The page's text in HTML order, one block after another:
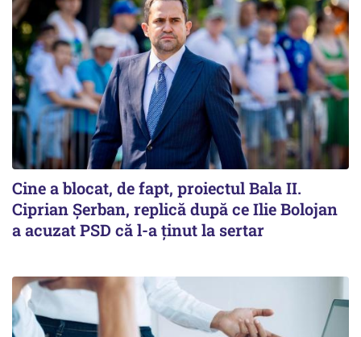
Cine a blocat, de fapt, proiectul Bala II.
Ciprian Șerban, replică după ce Ilie Bolojan
a acuzat PSD că l-a ținut la sertar